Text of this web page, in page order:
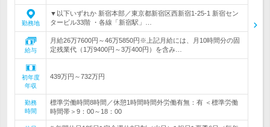
勤務地
▼以下いずれか 新宿本部／東京都新宿区西新宿1-25-1 新宿セン
タービル33階 ・各線「新宿駅」…
給与
月給26万7600円～46万5850円※上記月給には、月10時間分の固
定残業代（1万9400円～3万400円）を含み…
初年度
年収
439万円～732万円
勤務
時間
標準労働時間8時間／休憩1時間時間外労働有無：有 ＜標準労働
時間帯＞9：00～18：00